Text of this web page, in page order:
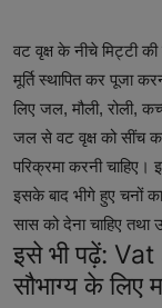
वट वृक्ष के नीचे मिट्टी
मूर्ति स्थापित कर पूजा
लिए जल, मौली, रोली,
जल से वट वृक्ष को सींच
परिक्रमा करनी चाहिए।
इसके बाद भीगे हुए चनों
सास को देना चाहिए
इसे भी पढ़ें:
सौभाग्य के लिए